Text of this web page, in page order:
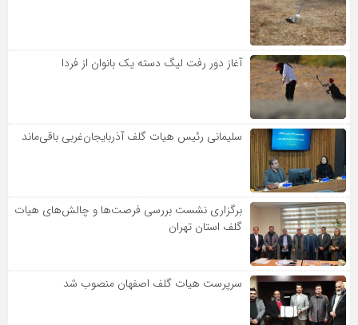
آغاز دور رفت لیگ دسته یک بانوان از فردا
سلیمانی رئیس هیات گلف آذربایجان‌غربی باقی‌ماند
برگزاری نشست بررسی فرصت‌ها و چالش‌های هیات
گلف استان تهران
سرپرست هیات گلف اصفهان منصوب شد